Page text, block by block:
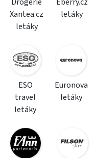
Xantea.cz
letáky
letáky
ESO
travel
letáky
Euronova
letáky